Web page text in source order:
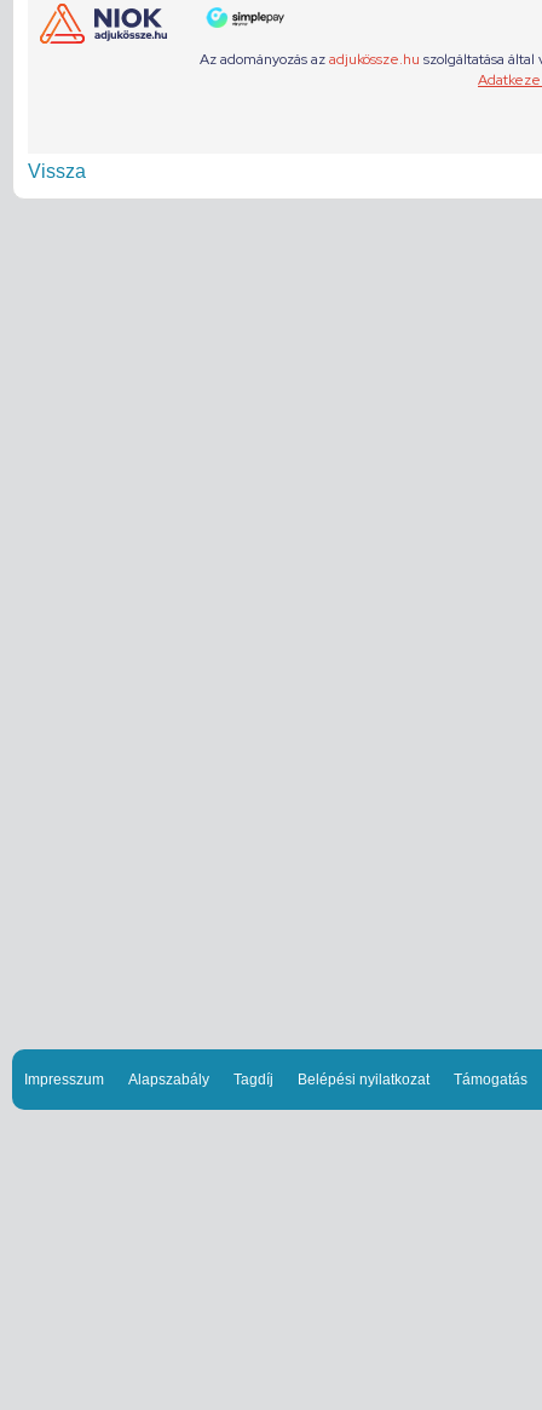
Vissza
Impresszum Alapszabály Tagdíj Belépési nyilatkozat Támogatás